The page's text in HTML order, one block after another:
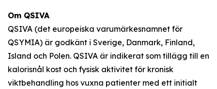
Om QSIVA
QSIVA (det europeiska varumärkesnamnet för
QSYMIA) är godkänt i Sverige, Danmark, Finland,
Island och Polen. QSIVA är indikerat som tillägg till en
kalorisnål kost och fysisk aktivitet för kronisk
viktbehandling hos vuxna patienter med ett initialt